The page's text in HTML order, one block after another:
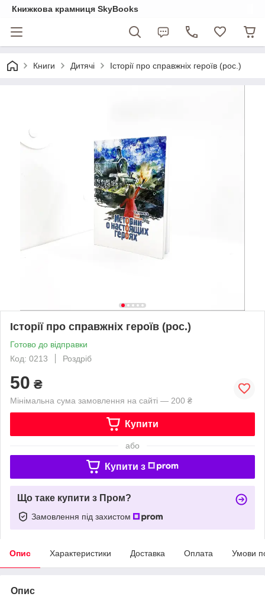
Книжкова крамниця SkyBooks
Книги Дитячі Історії про справжніх героїв (рос.)
Історії про справжніх героїв (рос.)
Готово до відправки
Код: 0213
Роздріб
50 ₴
Мінімальна сума замовлення на сайті — 200 ₴
Купити
або
Купити з
Що таке купити з Пром?
Замовлення під захистом
Опис Характеристики Доставка Оплата Умови
Опис